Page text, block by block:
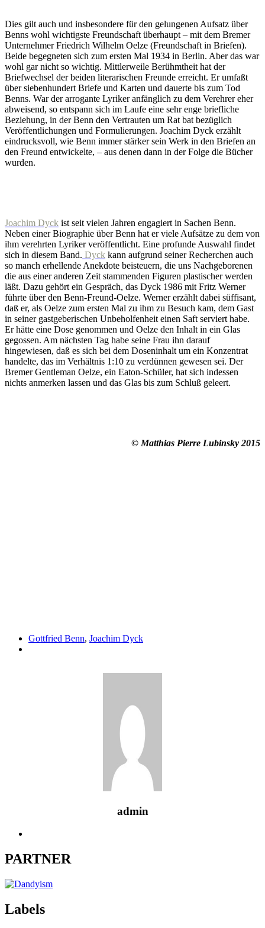
Dies gilt auch und insbesondere für den gelungenen Aufsatz über
Benns wohl wichtigste Freundschaft überhaupt – mit dem Bremer
Unternehmer Friedrich Wilhelm Oelze (Freundschaft in Briefen).
Beide begegneten sich zum ersten Mal 1934 in Berlin. Aber das war
wohl gar nicht so wichtig. Mittlerweile Berühmtheit hat der
Briefwechsel der beiden literarischen Freunde erreicht. Er umfaßt
über siebenhundert Briefe und Karten und dauerte bis zum Tod
Benns. War der arrogante Lyriker anfänglich zu dem Verehrer eher
abweisend, so entspann sich im Laufe eine sehr enge briefliche
Beziehung, in der Benn den Vertrauten um Rat bat bezüglich
Veröffentlichungen und Formulierungen. Joachim Dyck erzählt
eindrucksvoll, wie Benn immer stärker sein Werk in den Briefen an
den Freund entwickelte, – aus denen dann in der Folge die Bücher
wurden.
Joachim Dyck ist seit vielen Jahren engagiert in Sachen Benn.
Neben einer Biographie über Benn hat er viele Aufsätze zu dem von
ihm verehrten Lyriker veröffentlicht. Eine profunde Auswahl findet
sich in diesem Band. Dyck kann aufgrund seiner Recherchen auch
so manch erhellende Anekdote beisteuern, die uns Nachgeborenen
die aus einer anderen Zeit stammenden Figuren plastischer werden
läßt. Dazu gehört ein Gespräch, das Dyck 1986 mit Fritz Werner
führte über den Benn-Freund-Oelze. Werner erzählt dabei süffisant,
daß er, als Oelze zum ersten Mal zu ihm zu Besuch kam, dem Gast
in seiner gastgeberischen Unbeholfenheit einen Saft serviert habe.
Er hätte eine Dose genommen und Oelze den Inhalt in ein Glas
gegossen. Am nächsten Tag habe seine Frau ihn darauf
hingewiesen, daß es sich bei dem Doseninhalt um ein Konzentrat
handelte, das im Verhältnis 1:10 zu verdünnen gewesen sei. Der
Bremer Gentleman Oelze, ein Eaton-Schüler, hat sich indessen
nichts anmerken lassen und das Glas bis zum Schluß geleert.
© Matthias Pierre Lubinsky 2015
Gottfried Benn, Joachim Dyck
admin
PARTNER
Labels